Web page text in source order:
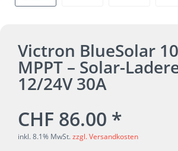
Victron BlueSolar
MPPT – Solar-
12/24V 30A
CHF 86.00 *
inkl. 8.1% MwSt.zzgl. Versandkosten